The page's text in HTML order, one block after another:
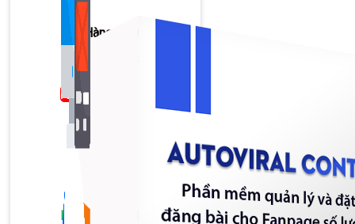
Bán Hàng Online
2,632 bài viết
New
Kiến Thức Website